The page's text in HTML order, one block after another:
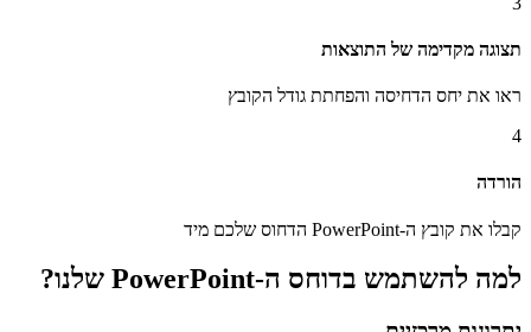
תצוגה מקדימה של התוצאות
ראו את יחס הדחיסה והפחתת גודל הקובץ
4
הורדה
קבלו את קובץ ה-PowerPoint הדחוס שלכם מיד
למה להשתמש בדוחס ה-PowerPoint שלנו?